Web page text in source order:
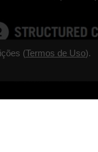
(Termos de Uso).